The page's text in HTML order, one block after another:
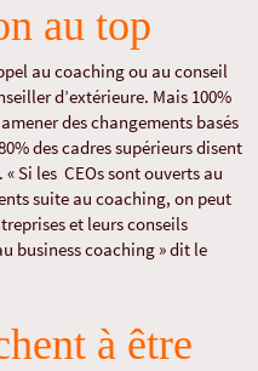
au top
au coaching ou au conseil
d’extérieure. Mais 100%
des changements basés
des cadres supérieurs disent
Si les CEOs sont ouverts au
suite au coaching, on peut
et leurs conseils
business coaching » dit le
à être